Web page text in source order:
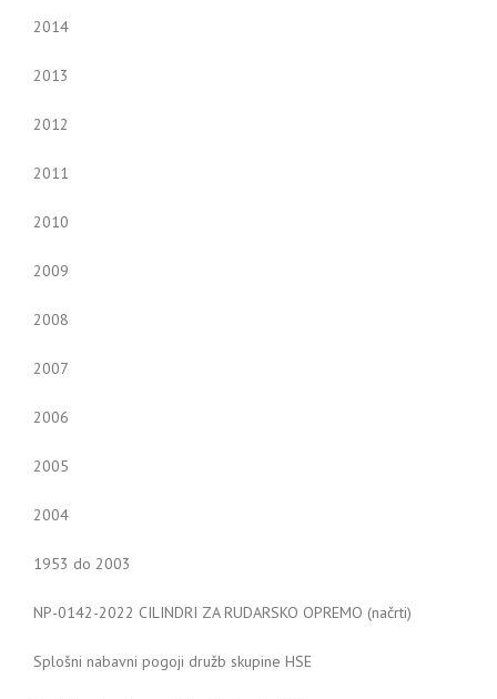
2014
2013
2012
2011
2010
2009
2008
2007
2006
2005
2004
1953 do 2003
NP-0142-2022 CILINDRI ZA RUDARSKO OPREMO (načrti)
Splošni nabavni pogoji družb skupine HSE